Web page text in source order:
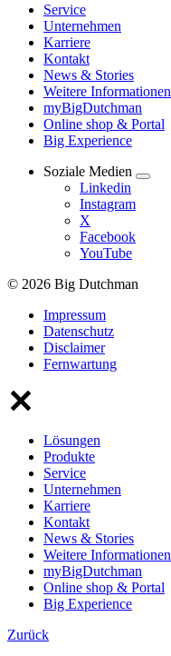
Service
Unternehmen
Karriere
Kontakt
News & Stories
Weitere Informationen
myBigDutchman
Online shop & Portal
Big Experience
Soziale Medien
Linkedin
Instagram
X
Facebook
YouTube
© 2026 Big Dutchman
Impressum
Datenschutz
Disclaimer
Fernwartung
Lösungen
Produkte
Service
Unternehmen
Karriere
Kontakt
News & Stories
Weitere Informationen
myBigDutchman
Online shop & Portal
Big Experience
Zurück